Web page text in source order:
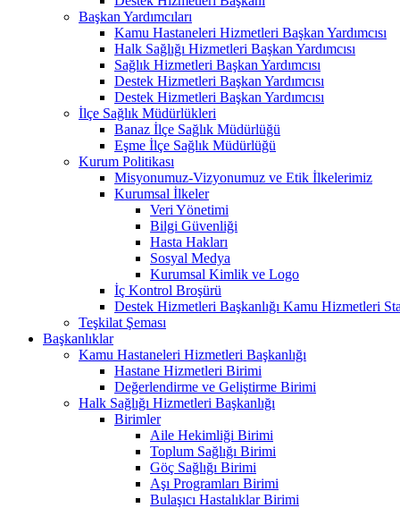
Başkan Yardımcıları
Kamu Hastaneleri Hizmetleri Başkan Yardımcısı
Halk Sağlığı Hizmetleri Başkan Yardımcısı
Sağlık Hizmetleri Başkan Yardımcısı
Destek Hizmetleri Başkan Yardımcısı
Destek Hizmetleri Başkan Yardımcısı
İlçe Sağlık Müdürlükleri
Banaz İlçe Sağlık Müdürlüğü
Eşme İlçe Sağlık Müdürlüğü
Kurum Politikası
Misyonumuz-Vizyonumuz ve Etik İlkelerimiz
Kurumsal İlkeler
Veri Yönetimi
Bilgi Güvenliği
Hasta Hakları
Sosyal Medya
Kurumsal Kimlik ve Logo
İç Kontrol Broşürü
Destek Hizmetleri Başkanlığı Kamu Hizmetleri
Teşkilat Şeması
Başkanlıklar
Kamu Hastaneleri Hizmetleri Başkanlığı
Hastane Hizmetleri Birimi
Değerlendirme ve Geliştirme Birimi
Halk Sağlığı Hizmetleri Başkanlığı
Birimler
Aile Hekimliği Birimi
Toplum Sağlığı Birimi
Göç Sağlığı Birimi
Aşı Programları Birimi
Bulaşıcı Hastalıklar Birimi